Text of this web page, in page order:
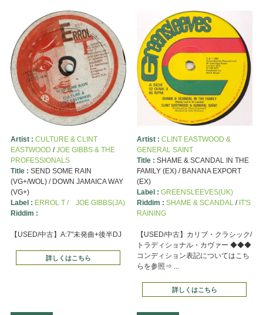
Artist : CULTURE & CLINT
EASTWOOD /JOE GIBBS & THE
PROFESSIONALS
Title : SEND SOME RAIN
(VG+/WOL) / DOWN JAMAICA WAY
(VG+)
Label : ERROL T / JOE GIBBS(JA)
Riddim :
【USED/中古】A:7"未発曲+後半DJ
詳しくはこちら
Artist : CLINT EASTWOOD &
GENERAL SAINT
Title : SHAME & SCANDAL IN THE
FAMILY (EX) / BANANA EXPORT
(EX)
Label : GREENSLEEVES(UK)
Riddim : SHAME & SCANDAL/ IT'S
RAINING
【USED/中古】カリブ・クラシック/
トラディショナル・カヴァー ◆◆◆
コンディション表記についてはこち
らを参照⇒ ...
詳しくはこちら